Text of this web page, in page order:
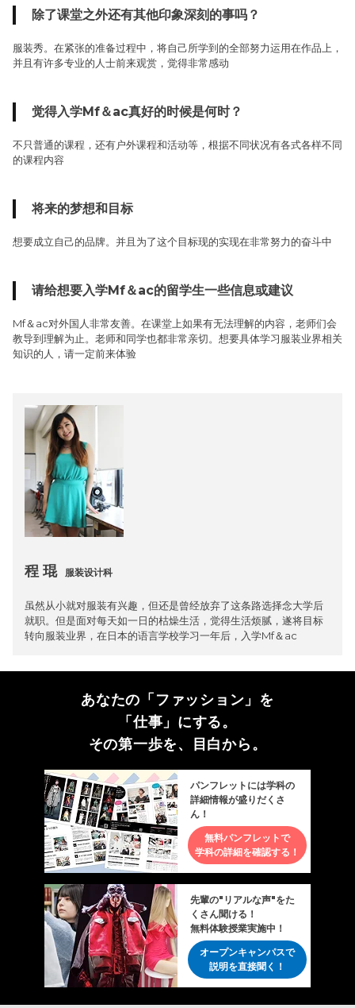
除了课堂之外还有其他印象深刻的事吗？
服装秀。在紧张的准备过程中，将自己所学到的全部努力运用在作品上，
并且有许多专业的人士前来观赏，觉得非常感动
觉得入学Mf＆ac真好的时候是何时？
不只普通的课程，还有户外课程和活动等，根据不同状况有各式各样不同
的课程内容
将来的梦想和目标
想要成立自己的品牌。并且为了这个目标现的实现在非常努力的奋斗中
请给想要入学Mf＆ac的留学生一些信息或建议
Mf＆ac对外国人非常友善。在课堂上如果有无法理解的内容，老师们会
教导到理解为止。老师和同学也都非常亲切。想要具体学习服装业界相关
知识的人，请一定前来体验
程 琨 服装设计科
虽然从小就对服装有兴趣，但还是曾经放弃了这条路选择念大学后
就职。但是面对每天如一日的枯燥生活，觉得生活烦腻，遂将目标
转向服装业界，在日本的语言学校学习一年后，入学Mf＆ac
あなたの「ファッション」を
「仕事」にする。
その第一歩を、目白から。
パンフレットには学科の
詳細情報が盛りだくさ
ん！
無料パンフレットで
学科の詳細を確認する！
先輩の"リアルな声"をた
くさん聞ける！
無料体験授業実施中！
オープンキャンパスで
説明を直接聞く！